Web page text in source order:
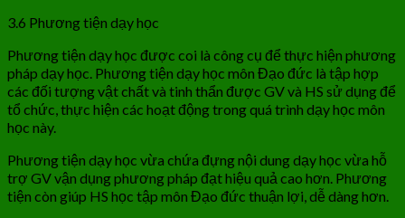
3.6 Phương tiện dạy học
Phương tiện dạy học được coi là công cụ để thực hiện phương
pháp dạy học. Phương tiện dạy học môn Đạo đức là tập hợp
các đối tượng vật chất và tinh thẩn được GV và HS sử dụng để
tổ chức, thực hiện các hoạt động trong quá trình dạy học môn
học này.
Phương tiện dạy học vừa chứa đựng nội dung dạy học vừa hỗ
trợ GV vận dụng phương pháp đạt hiệu quả cao hơn. Phương
tiện còn giúp HS học tập môn Đạo đức thuận lợi, dễ dàng hơn.